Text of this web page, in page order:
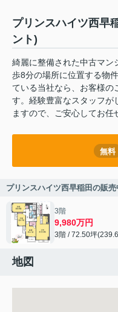
プリンスハイツ西早
ント)
綺麗に整備された中古マン
歩8分の場所に位置する物
ている当社なら、お客様の
す。経験豊富なスタッフが
ますので、ご安心してお任
無料
プリンスハイツ西早稲田の販
3階
9,980万円
3階 / 72.50坪
地図